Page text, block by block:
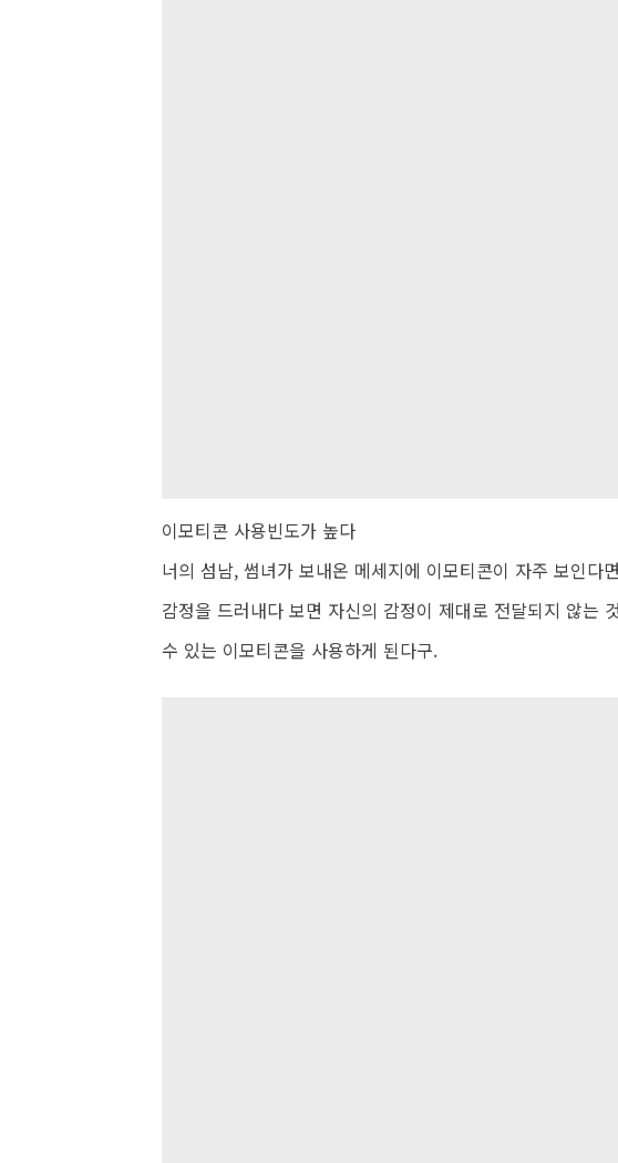
이모티콘 사용빈도가 높다
너의 섬남, 썸녀가 보내온 메세지에 이모티콘이 자주 보인다
감정을 드러내다 보면 자신의 감정이 제대로 전달되지 않는
수 있는 이모티콘을 사용하게 된다구.